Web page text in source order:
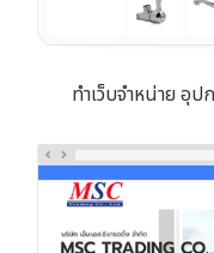
ทำเว็บจำหน่าย อุ